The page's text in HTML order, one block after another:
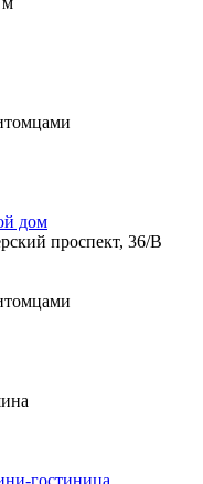
дом
проспект, 36/В
гостиница